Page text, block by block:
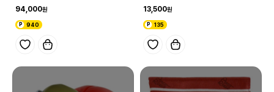
94,000
940
13,500
135